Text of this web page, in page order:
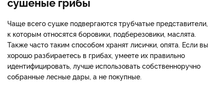
Чаще всего сушке подвергаются трубчатые представители,
к которым относятся боровики, подберезовики, маслята.
Также часто таким способом хранят лисички, опята. Если вы
хорошо разбираетесь в грибах, умеете их правильно
идентифицировать, лучше использовать собственноручно
собранные лесные дары, а не покупные.